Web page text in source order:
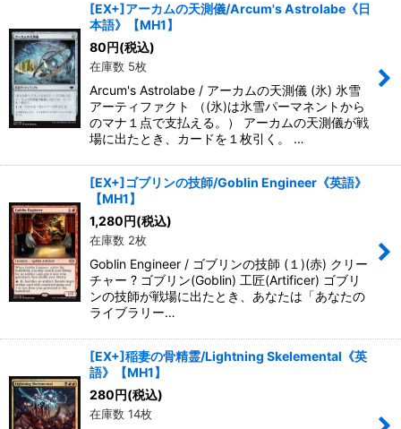
[EX+]アーカムの天測儀/Arcum's Astrolabe《日
本語》【MH1】
80円(税込)
在庫数 5枚
Arcum's Astrolabe / アーカムの天測儀 (氷) 氷雪
アーティファクト （(氷)は氷雪パーマネントから
のマナ１点で支払える。） アーカムの天測儀が戦
場に出たとき、カードを１枚引く。 …
[EX+]ゴブリンの技師/Goblin Engineer《英語》
【MH1】
1,280円(税込)
在庫数 2枚
Goblin Engineer / ゴブリンの技師 (１)(赤) クリー
チャー ? ゴブリン(Goblin) 工匠(Artificer) ゴブリ
ンの技師が戦場に出たとき、あなたは「あなたの
ライブラリー…
[EX+]稲妻の骨精霊/Lightning Skelemental《英
語》【MH1】
280円(税込)
在庫数 14枚